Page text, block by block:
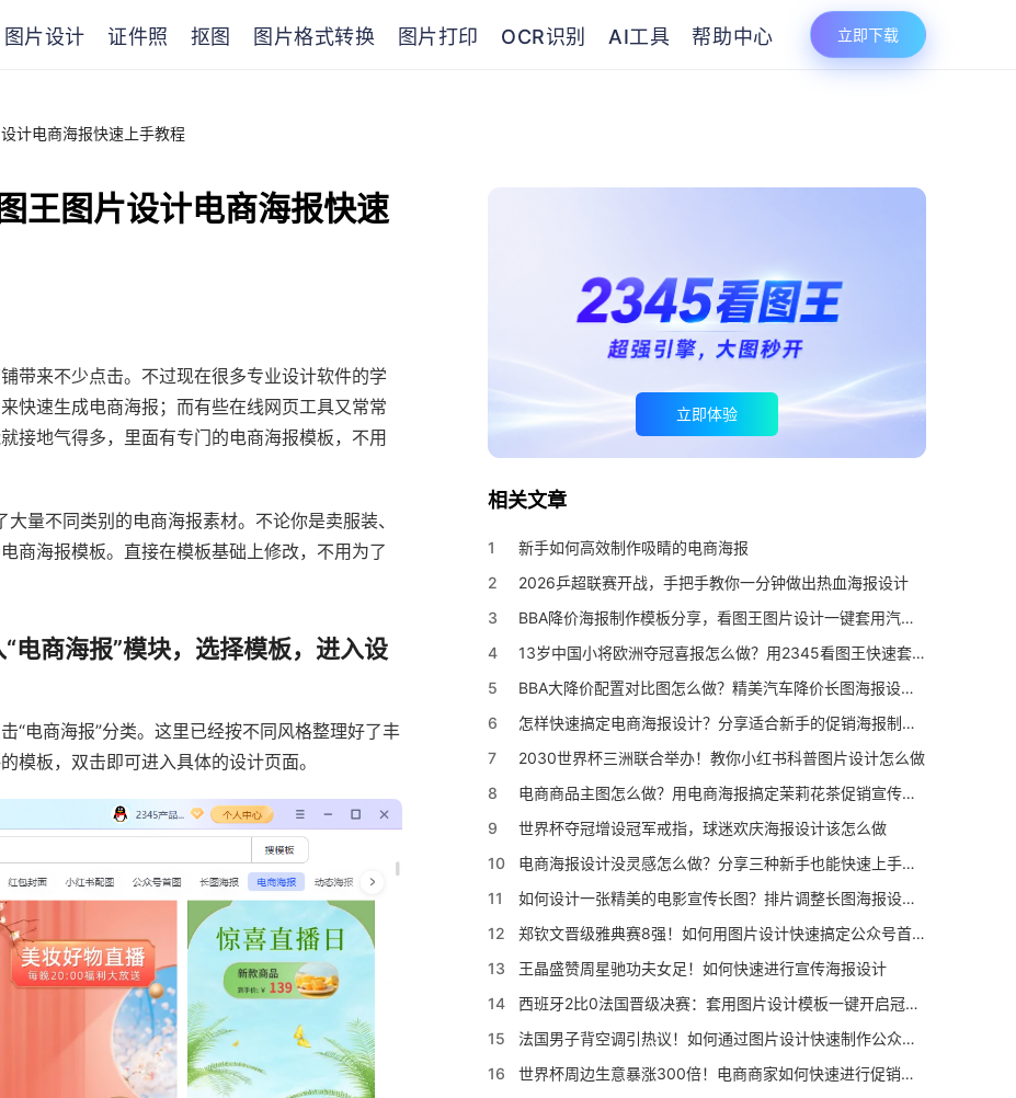
图片设计 证件照 抠图 图片格式转换 图片打印 OCR识别 AI工具 帮助中心 立即下载
计电商海报快速上手教程
王图片设计电商海报快速
带来不少点击。不过现在很多专业设计软件的学
快速生成电商海报；而有些在线网页工具又常常
接地气得多，里面有专门的电商海报模板，不用
量不同类别的电商海报素材。不论你是卖服装、
商海报模板。直接在模板基础上修改，不用为了
电商海报”模块，选择模板，进入设
“电商海报”分类。这里已经按不同风格整理好了丰
模板，双击即可进入具体的设计页面。
立即体验
相关文章
1
新手如何高效制作吸睛的电商海报
2
2026乒超联赛开战，手把手教你一分钟做出热血海报设计
3
BBA降价海报制作模板分享，看图王图片设计一键套用汽车宣传图
4
13岁中国小将欧洲夺冠喜报怎么做？用2345看图王快速套模板搞定图片设计
5
BBA大降价配置对比图怎么做？精美汽车降价长图海报设计教程
6
怎样快速搞定电商海报设计？分享适合新手的促销海报制作与主图设计方案
7
2030世界杯三洲联合举办！教你小红书科普图片设计怎么做
8
电商商品主图怎么做？用电商海报搞定茉莉花茶促销宣传海报设计
9
世界杯夺冠增设冠军戒指，球迷欢庆海报设计该怎么做
10
电商海报设计没灵感怎么做？分享三种新手也能快速上手的制作思路
11
如何设计一张精美的电影宣传长图？排片调整长图海报设计教程
12
郑钦文晋级雅典赛8强！如何用图片设计快速搞定公众号首图
13
王晶盛赞周星驰功夫女足！如何快速进行宣传海报设计
14
西班牙2比0法国晋级决赛：套用图片设计模板一键开启冠军应援
15
法国男子背空调引热议！如何通过图片设计快速制作公众号首图
16
世界杯周边生意暴涨300倍！电商商家如何快速进行促销图片设计